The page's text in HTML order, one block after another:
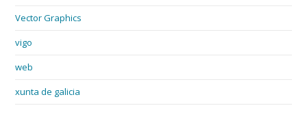
Vector Graphics
vigo
web
xunta de galicia